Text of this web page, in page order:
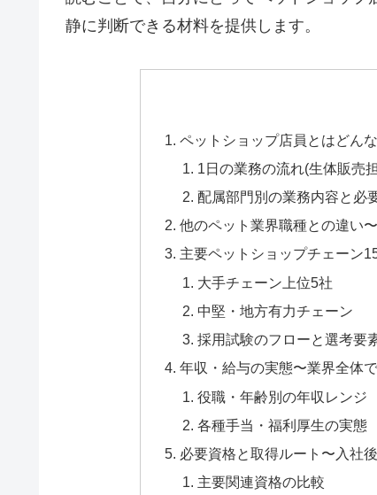
静に判断できる材料を提供します。
ペットショップ店員とはどん
1日の業務の流れ(生体販売
配属部門別の業務内容と必
他のペット業界職種との違い
主要ペットショップチェーン
大手チェーン上位5社
中堅・地方有力チェーン
採用試験のフローと選考要
年収・給与の実態〜業界全体
役職・年齢別の年収レンジ
各種手当・福利厚生の実態
必要資格と取得ルート〜入社
主要関連資格の比較